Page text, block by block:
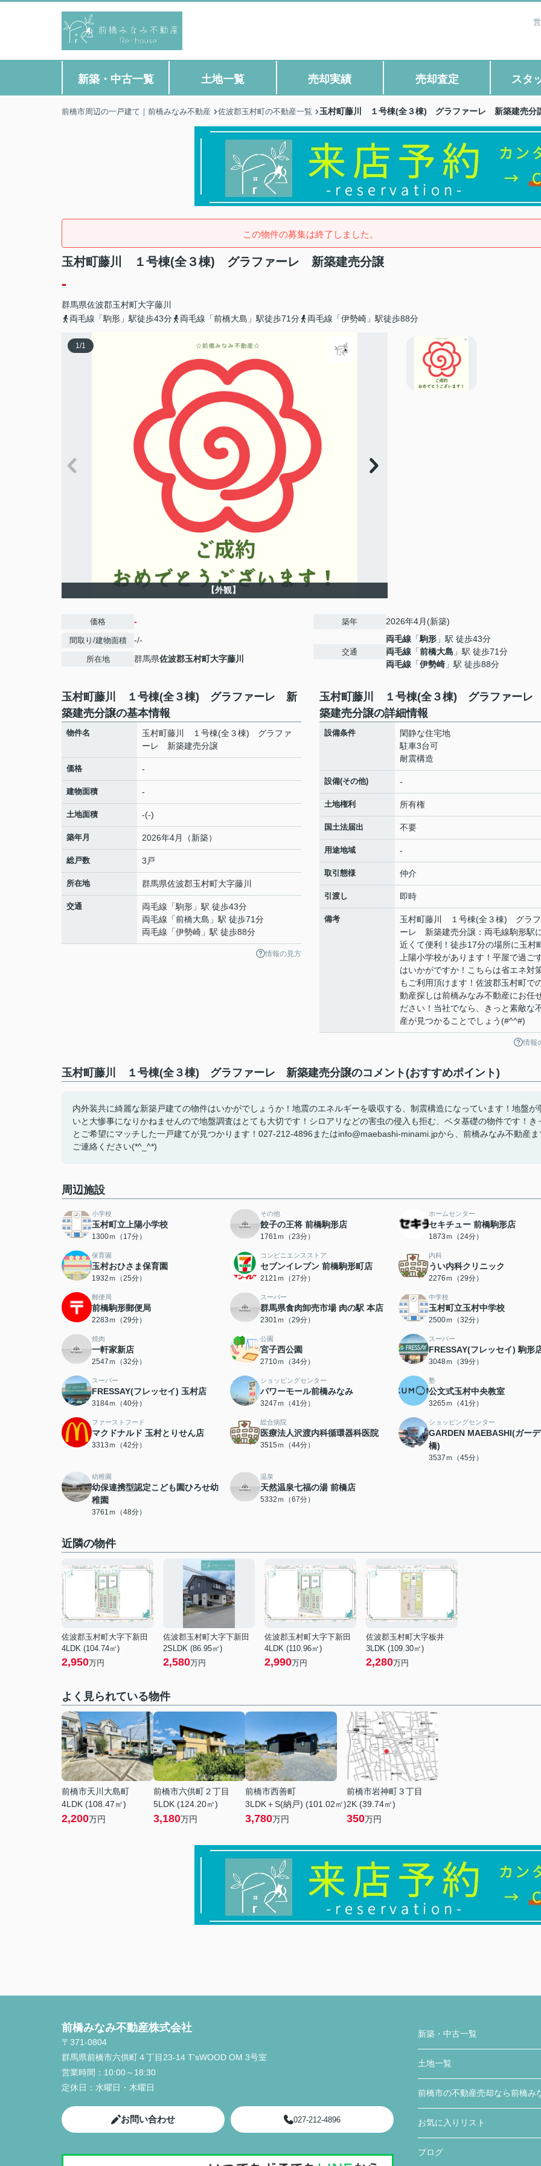
新築・中古一覧 土地一覧 売却実績 売却査定 スタ
前橋市周辺の一戸建て｜前橋みなみ不動産 佐波郡玉村町の不動産一覧 玉村町藤川 １号棟(全３棟) グラファーレ 新築建売分
この物件の募集は終了しました。
玉村町藤川 １号棟(全３棟) グラファーレ 新築建売分譲
-
群馬県佐波郡玉村町大字藤川
両毛線「駒形」駅徒歩43分
両毛線「前橋大島」駅徒歩71分 両毛線「伊勢崎」駅徒歩88分
1/1
【外観】
価格 -
間取り/建物面積 -/-
所在地 群馬県佐波郡玉村町大字藤川
築年 2026年4月(新築)
交通
両毛線 「駒形 」駅 徒歩43分
両毛線 「前橋大島 」駅 徒歩71分
両毛線 「伊勢崎 」駅 徒歩88分
玉村町藤川 １号棟(全３棟) グラファーレ 新
築建売分譲の基本情報
物件名
玉村町藤川 １号棟(全３棟) グラファ
ーレ 新築建売分譲
価格 -
建物面積 -
土地面積 -(-)
築年月 2026年4月（新築）
総戸数 3戸
所在地 群馬県佐波郡玉村町大字藤川
交通 両毛線 「駒形 」駅 徒歩43分
両毛線 「前橋大島 」駅 徒歩71分
両毛線 「伊勢崎 」駅 徒歩88分
情報の見方
玉村町藤川 １号棟(全３棟) グラファー
築建売分譲の詳細情報
設備条件
閑静な住宅地
駐車3台可
耐震構造
設備(その他) -
土地権利 所有権
国土法届出 不要
用途地域 -
取引態様 仲介
引渡し 即時
備考
玉村町藤川 １号棟(全３棟) グラ
ーレ 新築建売分譲：両毛線駒形駅
近くて便利！徒歩17分の場所に玉村
上陽小学校があります！平屋で過ご
はいかがですか！こちらは省エネ対
もご利用頂けます！佐波郡玉村町で
動産探しは前橋みなみ不動産にお任
ださい！当社でなら、きっと素敵な
産が見つかることでしょう(#^^#)
情報
玉村町藤川 １号棟(全３棟) グラファーレ 新築建売分譲のコメント(おすすめポイント)
内外装共に綺麗な新築戸建ての物件はいかがでしょうか！地震のエネルギーを吸収する、制震構造になっています！地盤が
いと大惨事になりかねませんので地盤調査はとても大切です！シロアリなどの害虫の侵入も拒む、ベタ基礎の物件です！き
とご希望にマッチした一戸建てが見つかります！027-212-4896またはinfo@maebashi-minami.jpから、前橋みなみ不動産ま
ご連絡ください(*^_^*)
周辺施設
小学校
玉村町立上陽小学校
1300ｍ（17分）
その他
餃子の王将 前橋駒形店
1761ｍ（23分）
ホームセンター
セキチュー 前橋駒形店
1873ｍ（24分）
保育園
玉村おひさま保育園
1932ｍ（25分）
コンビニエンスストア
セブンイレブン 前橋駒形町店
2121ｍ（27分）
内科
うい内科クリニック
2276ｍ（29分）
郵便局
前橋駒形郵便局
2283ｍ（29分）
スーパー
群馬県食肉卸売市場 肉の駅 本店
2301ｍ（29分）
中学校
玉村町立玉村中学校
2500ｍ（32分）
焼肉
一軒家新店
2547ｍ（32分）
公園
宮子西公園
2710ｍ（34分）
スーパー
FRESSAY(フレッセイ) 駒形
3048ｍ（39分）
スーパー
FRESSAY(フレッセイ) 玉村店
3184ｍ（40分）
ショッピングセンター
パワーモール前橋みなみ
3247ｍ（41分）
塾
公文式玉村中央教室
3265ｍ（41分）
ファーストフード
マクドナルド 玉村とりせん店
3313ｍ（42分）
総合病院
医療法人沢渡内科循環器科医院
3515ｍ（44分）
ショッピングセンター
GARDEN MAEBASHI(ガー
橋)
3537ｍ（45分）
幼稚園
幼保連携型認定こども園ひろせ幼
稚園
3761ｍ（48分）
温泉
天然温泉七福の湯 前橋店
5332ｍ（67分）
近隣の物件
佐波郡玉村町大字下新田
4LDK (104.74㎡)
2,950万円
佐波郡玉村町大字下新田
2SLDK (86.95㎡)
2,580万円
佐波郡玉村町大字下新田
4LDK (110.96㎡)
2,990万円
佐波郡玉村町大字板井
3LDK (109.30㎡)
2,280万円
よく見られている物件
前橋市天川大島町
4LDK (108.47㎡)
2,200万円
前橋市六供町２丁目
5LDK (124.20㎡)
3,180万円
前橋市西善町
3LDK＋S(納戸) (101.02㎡)
3,780万円
前橋市岩神町３丁目
2K (39.74㎡)
350万円
前橋みなみ不動産株式会社
〒371-0804
群馬県前橋市六供町４丁目23‐14 T'sWOOD OM 3号室
営業時間： 10:00～18:30
定休日： 水曜日・木曜日
お問い合わせ 027-212-4896
新築・中古一覧
土地一覧
前橋市の不動産売却なら前橋み
お気に入りリスト
ブログ